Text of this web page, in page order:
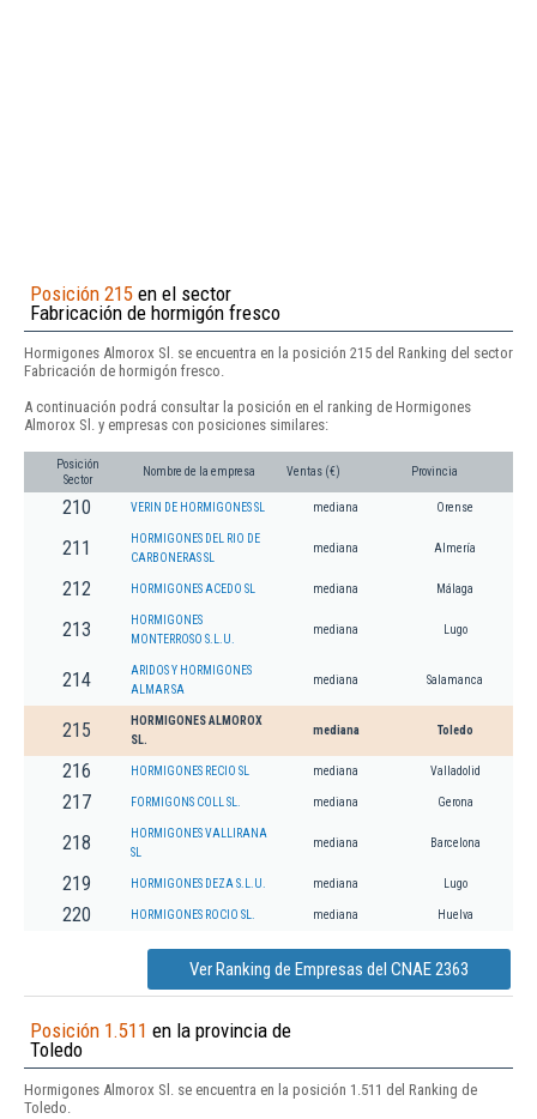
Posición 215 en el sector
Fabricación de hormigón fresco
Hormigones Almorox Sl. se encuentra en la posición 215 del Ranking del sector
Fabricación de hormigón fresco.
A continuación podrá consultar la posición en el ranking de Hormigones
Almorox Sl. y empresas con posiciones similares:
Posición
Sector
Nombre de la empresa Ventas (€) Provincia
210 VERIN DE HORMIGONES SL mediana Orense
211
HORMIGONES DEL RIO DE
CARBONERAS SL
mediana Almería
212 HORMIGONES ACEDO SL mediana Málaga
213
HORMIGONES
MONTERROSO S.L.U.
mediana Lugo
214
ARIDOS Y HORMIGONES
ALMAR SA
mediana Salamanca
215
HORMIGONES ALMOROX
SL.
mediana Toledo
216 HORMIGONES RECIO SL mediana Valladolid
217 FORMIGONS COLL SL. mediana Gerona
218
HORMIGONES VALLIRANA
SL
mediana Barcelona
219 HORMIGONES DEZA S.L.U. mediana Lugo
220 HORMIGONES ROCIO SL. mediana Huelva
Ver Ranking de Empresas del CNAE 2363
Posición 1.511 en la provincia de
Toledo
Hormigones Almorox Sl. se encuentra en la posición 1.511 del Ranking de
Toledo.